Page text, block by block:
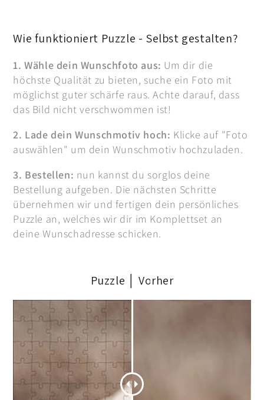
Wie funktioniert Puzzle - Selbst gestalten?
1. Wähle dein Wunschfoto aus: Um dir die
höchste Qualität zu bieten, suche ein Foto mit
möglichst guter schärfe raus. Achte darauf, dass
das Bild nicht verschwommen ist!
2. Lade dein Wunschmotiv hoch: Klicke auf "Foto
auswählen" um dein Wunschmotiv hochzuladen.
3. Bestellen: nun kannst du sorglos deine
Bestellung aufgeben. Die nächsten Schritte
übernehmen wir und fertigen dein persönliches
Puzzle an, welches wir dir im Komplettset an
deine Wunschadresse schicken.
Puzzle │ Vorher